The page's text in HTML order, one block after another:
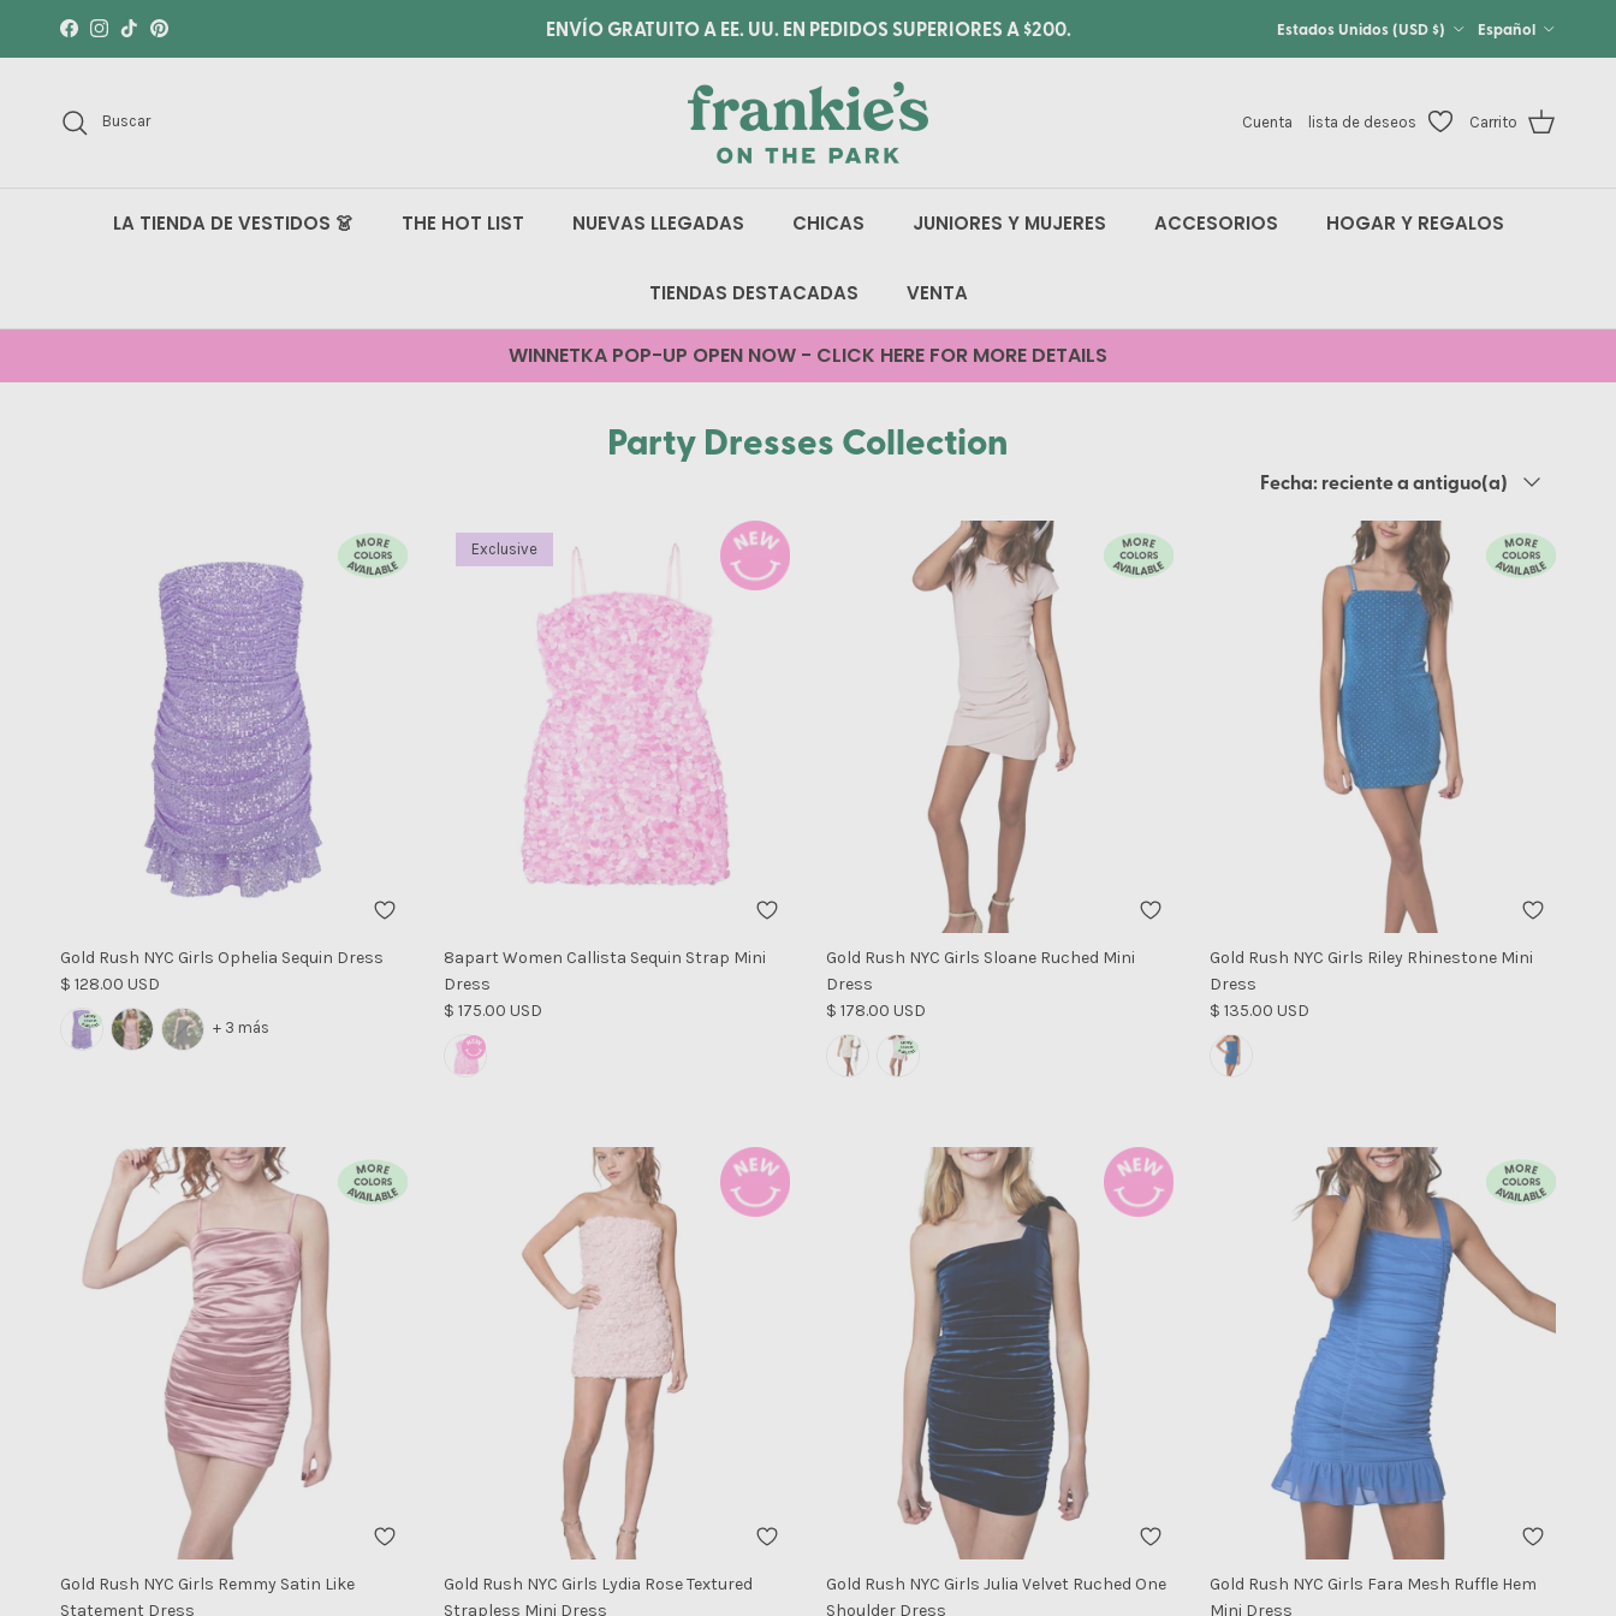
Ir al contenido
Facebook
Instagram
TikTokPinterest ENVÍO GRATUITO A EE. UU. EN PEDIDOS SUPERIORES A $200. Estados Unidos (USD $) Español
Buscar Cuenta lista de deseos Carrito
LA TIENDA DE VESTIDOS 👗 THE HOT LIST NUEVAS LLEGADAS CHICAS JUNIORES Y MUJERES ACCESORIOS HOGAR Y REGALOS
TIENDAS DESTACADAS VENTA
WINNETKA POP-UP OPEN NOW - CLICK HERE FOR MORE DETAILS
Party Dresses Collection
Ordenar por
Fecha: reciente a antiguo(a)
Gold Rush NYC Girls Ophelia Sequin Dress
Precio normal
$ 128.00 USD
+ 3 más
Exclusive
8apart Women Callista Sequin Strap Mini
Dress
Precio normal
$ 175.00 USD
Gold Rush NYC Girls Sloane Ruched Mini
Dress
Precio normal
$ 178.00 USD
Gold Rush NYC Girls Riley Rhinestone Mini
Dress
Precio normal
$ 135.00 USD
Gold Rush NYC Girls Remmy Satin Like
Statement Dress
Gold Rush NYC Girls Lydia Rose Textured
Strapless Mini Dress
Gold Rush NYC Girls Julia Velvet Ruched One
Shoulder Dress
Gold Rush NYC Girls Fara Mesh Ruffle Hem
Mini Dress